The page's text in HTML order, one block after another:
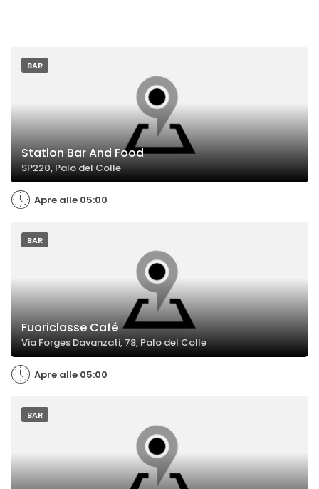
BAR
Station Bar And Food
SP220, Palo del Colle
Apre alle 05:00
BAR
Fuoriclasse Café
Via Forges Davanzati, 78, Palo del Colle
Apre alle 05:00
BAR